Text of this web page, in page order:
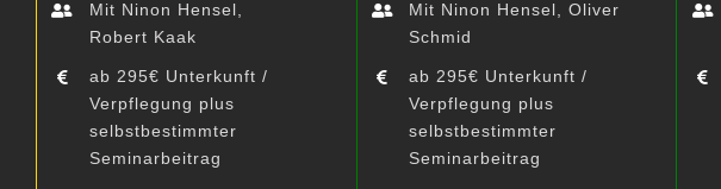
Mit Ninon Hensel,
Robert Kaak
ab 295€ Unterkunft /
Verpflegung plus
selbstbestimmter
Seminarbeitrag
Mit Ninon Hensel, Oliver
Schmid
ab 295€ Unterkunft /
Verpflegung plus
selbstbestimmter
Seminarbeitrag